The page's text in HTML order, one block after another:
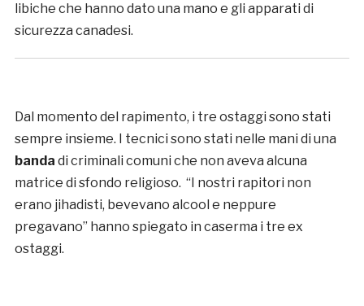
libiche che hanno dato una mano e gli apparati di
sicurezza canadesi.
Dal momento del rapimento, i tre ostaggi sono stati
sempre insieme. I tecnici sono stati nelle mani di una
banda di criminali comuni che non aveva alcuna
matrice di sfondo religioso. “I nostri rapitori non
erano jihadisti, bevevano alcool e neppure
pregavano” hanno spiegato in caserma i tre ex
ostaggi.